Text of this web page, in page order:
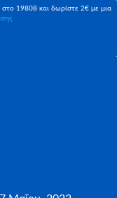
19808 και δωρίστε 2€ με μια